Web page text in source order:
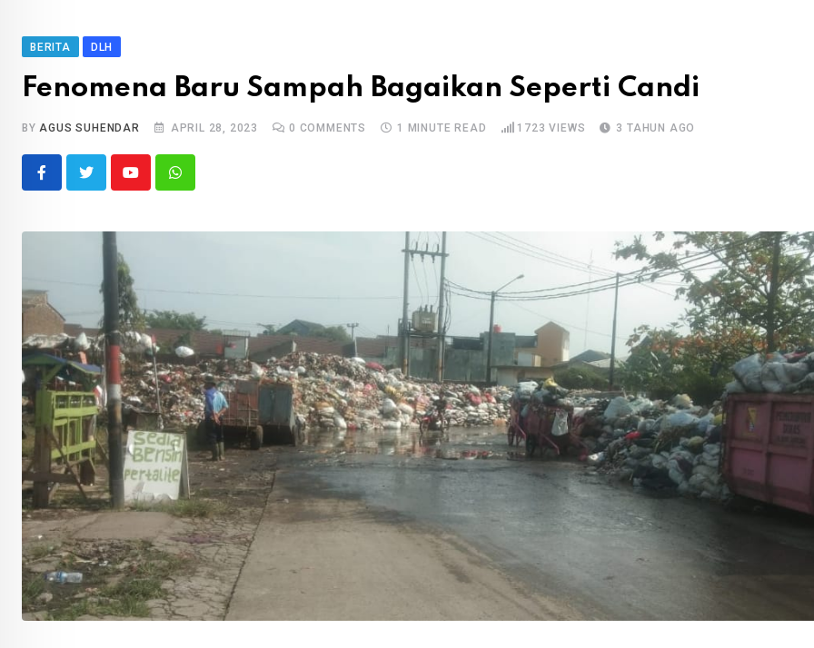
BERITA DLH
Fenomena Baru Sampah Bagaikan Seperti Candi
BYAGUS SUHENDAR APRIL 28, 2023 0 COMMENTS 1 MINUTE READ 1723 VIEWS 3 TAHUN AGO
YoutubeWhatsapp